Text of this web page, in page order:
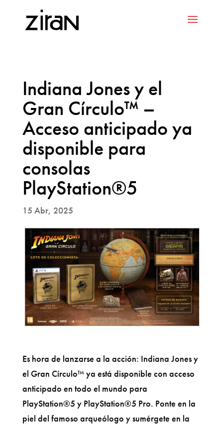
Indiana Jones y el
Gran Círculo™ –
Acceso anticipado ya
disponible para
consolas
PlayStation®5
15 Abr, 2025
Es hora de lanzarse a la acción: Indiana Jones y
el Gran Círculo™ ya está disponible con acceso
anticipado en todo el mundo para
PlayStation®5 y PlayStation®5 Pro. Ponte en la
piel del famoso arqueólogo y sumérgete en la